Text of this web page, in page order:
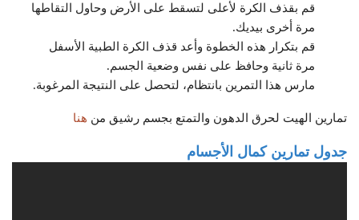
قم بقذف الكرة لأعلى لتسقط على الأرض وحاول التقاطها
مرة أخرى بيديك.
قم بتكرار هذه الخطوة وأعد قذف الكرة الطبية الأسفل
مرة ثانية وحافظ على نفس وضعية الجسم.
مارس هذا التمرين بانتظام، لتحصل على النتيجة المرغوبة.
تمارين الهيت لحرق الدهون والتمتع بجسم رشيق من هنا
جدول تمارين كمال الأجسام